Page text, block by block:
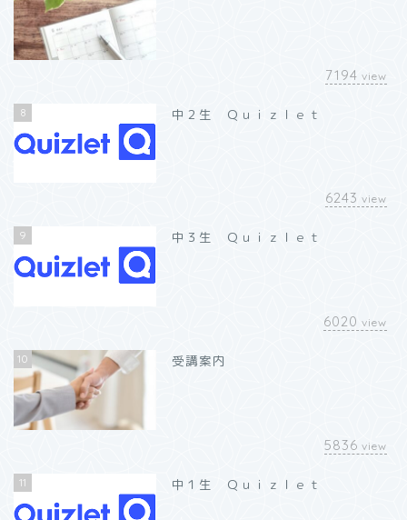
7194 view
8 中２生 Ｑｕｉｚｌｅｔ
6243 view
9 中３生 Ｑｕｉｚｌｅｔ
6020 view
10 受講案内
5836 view
11 中１生 Ｑｕｉｚｌｅｔ